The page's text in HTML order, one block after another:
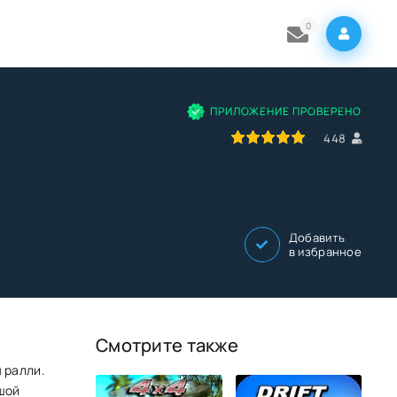
0
ПРИЛОЖЕНИЕ ПРОВЕРЕНО
448
Добавить
в избранное
ралли.
Смотрите также